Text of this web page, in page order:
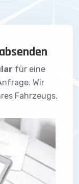
für eine
Wir
Fahrzeugs.